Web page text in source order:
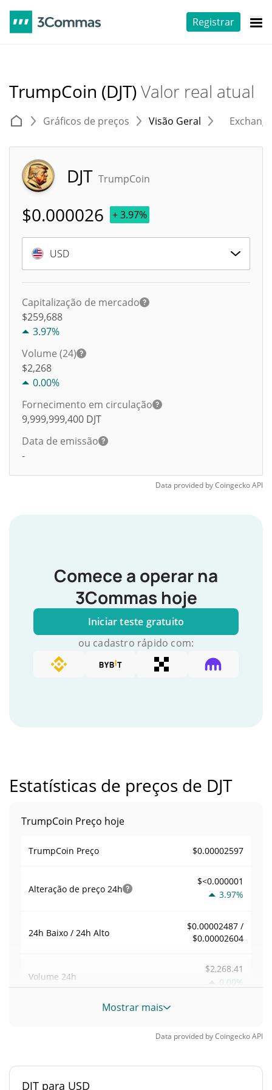
Registrar
TrumpCoin (DJT)Valor real atual
Gráficos de preços Visão Geral
DJT TrumpCoin
$0.000026 + 3.97%
USD
Capitalização de mercado
$259,688
3.97%
Volume (24)
$2,268
0.00%
Fornecimento em circulação
9,999,999,400 DJT
Data de emissão
-
Data provided byCoingeckoAPI
Comece a operar na
3Commas hoje
Iniciar teste gratuito
ou cadastro rápido com:
Estatísticas de preços de DJT
TrumpCoin Preço hoje
TrumpCoin Preço $0.00002597
Alteração de preço 24h
$<0.000001
3.97%
24h Baixo / 24h Alto
$0.00002487 /
$0.00002604
Volume 24h
$2,268.41
0.00%
Volume / Limite de
Mostrar mais
Data provided byCoingeckoAPI
DJT para USD